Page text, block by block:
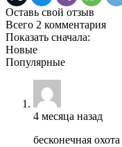
Оставь свой отзыв
Всего 2 комментария
Показать сначала:
Новые
Популярные
4 месяца назад
бесконечная